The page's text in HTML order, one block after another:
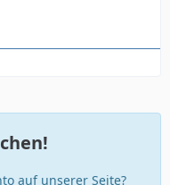
auf unserer Seite?